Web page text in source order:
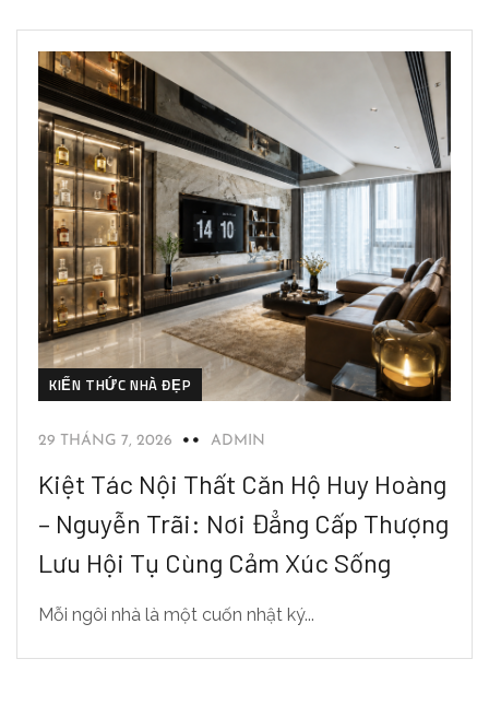
KIẾN THỨC NHÀ ĐẸP
29 THÁNG 7, 2026 ADMIN
Kiệt Tác Nội Thất Căn Hộ Huy Hoàng
– Nguyễn Trãi: Nơi Đẳng Cấp Thượng
Lưu Hội Tụ Cùng Cảm Xúc Sống
Mỗi ngôi nhà là một cuốn nhật ký...